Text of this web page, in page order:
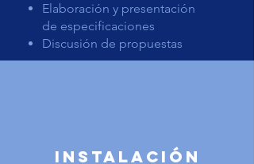
Elaboración y presentación
de especificaciones
Discusión de propuestas
INSTALACIÓN